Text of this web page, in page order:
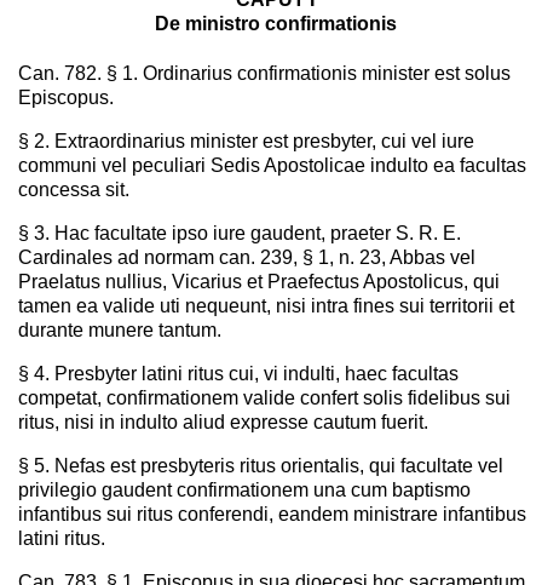
De ministro confirmationis
Can. 782. § 1. Ordinarius confirmationis minister est solus
Episcopus.
§ 2. Extraordinarius minister est presbyter, cui vel iure
communi vel peculiari Sedis Apostolicae indulto ea facultas
concessa sit.
§ 3. Hac facultate ipso iure gaudent, praeter S. R. E.
Cardinales ad normam can. 239, § 1, n. 23, Abbas vel
Praelatus nullius, Vicarius et Praefectus Apostolicus, qui
tamen ea valide uti nequeunt, nisi intra fines sui territorii et
durante munere tantum.
§ 4. Presbyter latini ritus cui, vi indulti, haec facultas
competat, confirmationem valide confert solis fidelibus sui
ritus, nisi in indulto aliud expresse cautum fuerit.
§ 5. Nefas est presbyteris ritus orientalis, qui facultate vel
privilegio gaudent confirmationem una cum baptismo
infantibus sui ritus conferendi, eandem ministrare infantibus
latini ritus.